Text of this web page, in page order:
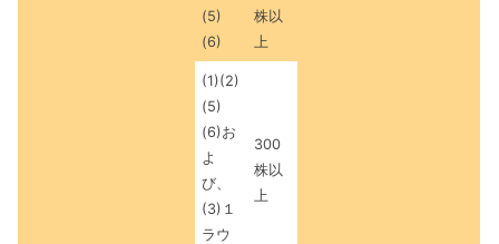
(5)
(6)
株以
上
(1)(2)
(5)
(6)お
よ
び、
(3)１
ラウ
300
株以
上